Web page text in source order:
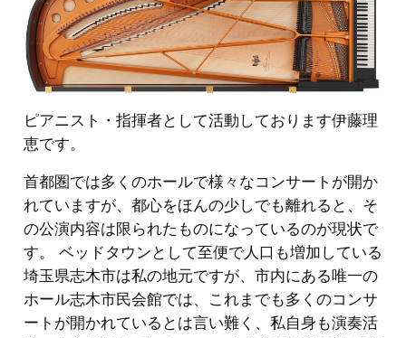
ピアニスト・指揮者として活動しております伊藤理
恵です。
首都圏では多くのホールで様々なコンサートが開か
れていますが、都心をほんの少しでも離れると、そ
の公演内容は限られたものになっているのが現状で
す。 ベッドタウンとして至便で人口も増加している
埼玉県志木市は私の地元ですが、市内にある唯一の
ホール志木市民会館では、これまでも多くのコンサ
ートが開かれているとは言い難く、私自身も演奏活